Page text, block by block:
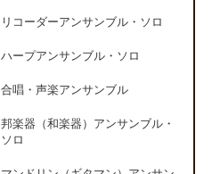
リコーダーアンサンブル・ソロ
ハープアンサンブル・ソロ
合唱・声楽アンサンブル
邦楽器（和楽器）アンサンブル・
ソロ